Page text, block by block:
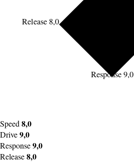
Response 9,0
Release 8,0
Speed8,0
Drive9,0
Response9,0
Release8,0